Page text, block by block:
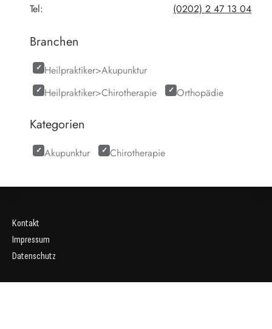
Tel:
(0202) 2 47 13 04
Branchen
Heilpraktiker>Akupunktur
Heilpraktiker>Chirotherapie
Orthopädie
Kategorien
Akupunktur Chirotherapie
Kontakt
Impressum
Datenschutz